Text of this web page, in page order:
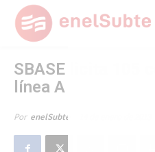
SBASE licita 105
línea A
Por enelSubte